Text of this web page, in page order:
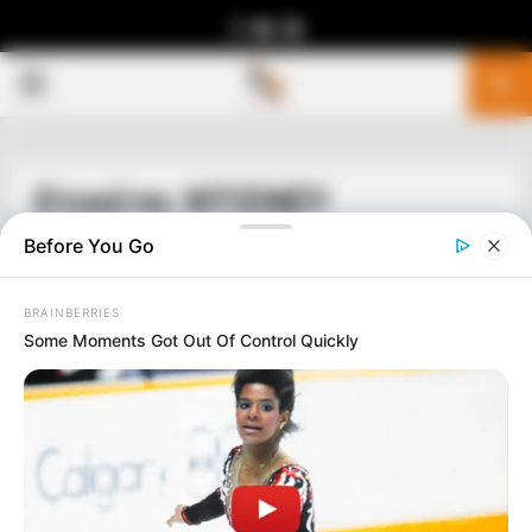
Ετικέτα: ΝΤΙΣΝΕΥ
Before You Go
BRAINBERRIES
Some Moments Got Out Of Control Quickly